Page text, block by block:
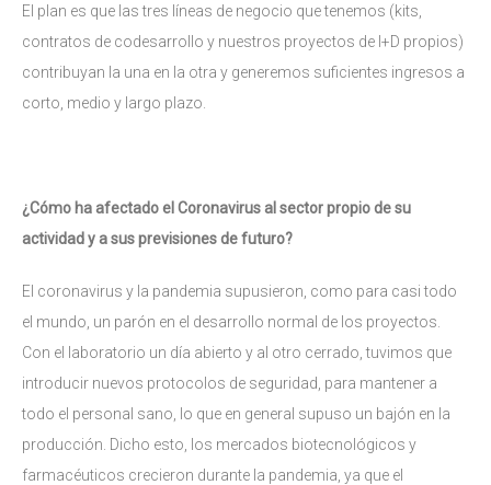
El plan es que las tres líneas de negocio que tenemos (kits,
contratos de codesarrollo y nuestros proyectos de I+D propios)
contribuyan la una en la otra y generemos suficientes ingresos a
corto, medio y largo plazo.
¿Cómo ha afectado el Coronavirusal sector propio de su
actividad y a sus previsiones de futuro?
El coronavirus y la pandemia supusieron, como para casi todo
el mundo, un parón en el desarrollo normal de los proyectos.
Con el laboratorio un día abierto y al otro cerrado, tuvimos que
introducir nuevos protocolos de seguridad, para mantener a
todo el personal sano, lo que en general supuso un bajón en la
producción. Dicho esto, los mercados biotecnológicos y
farmacéuticos crecieron durante la pandemia, ya que el